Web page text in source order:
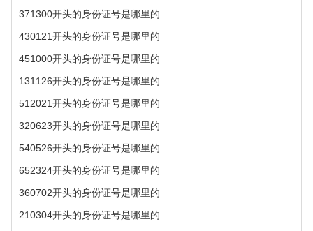
371300开头的身份证号是哪里的
430121开头的身份证号是哪里的
451000开头的身份证号是哪里的
131126开头的身份证号是哪里的
512021开头的身份证号是哪里的
320623开头的身份证号是哪里的
540526开头的身份证号是哪里的
652324开头的身份证号是哪里的
360702开头的身份证号是哪里的
210304开头的身份证号是哪里的